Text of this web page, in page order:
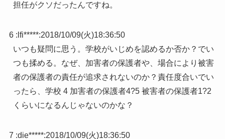
担任がクソだったんですね。
6 : lfi*****:2018/10/09(火)18:36:50
いつも疑問に思う。学校がいじめを認めるか否か？でい
つも揉める。なぜ、加害者の保護者や、場合により被害
者の保護者の責任が追求されないのか？責任度合いでい
ったら、学校 4 加害者の保護者4?5 被害者の保護者1?2
くらいになるんじゃないのかな？
7 :die*****:2018/10/09(火)18:36:50